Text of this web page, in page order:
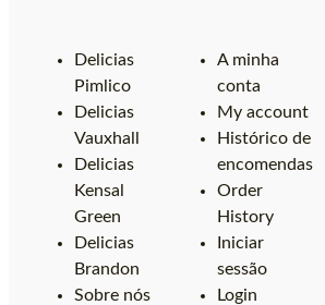
Delicias
Pimlico
Delicias
Vauxhall
Delicias
Kensal
Green
Delicias
Brandon
Sobre nós
A minha
conta
My account
Histórico de
encomendas
Order
History
Iniciar
sessão
Login